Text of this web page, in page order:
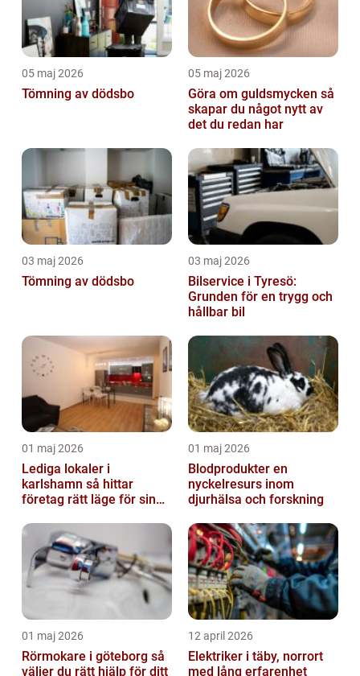
05 maj 2026
Tömning av dödsbo
05 maj 2026
Göra om guldsmycken så
skapar du något nytt av
det du redan har
03 maj 2026
Tömning av dödsbo
03 maj 2026
Bilservice i Tyresö:
Grunden för en trygg och
hållbar bil
01 maj 2026
Lediga lokaler i
karlshamn så hittar
företag rätt läge för sin
01 maj 2026
Blodprodukter en
nyckelresurs inom
djurhälsa och forskning
01 maj 2026
Rörmokare i göteborg så
väljer du rätt hjälp för ditt
12 april 2026
Elektriker i täby, norrort
med lång erfarenhet